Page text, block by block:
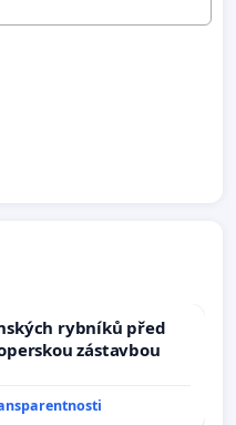
rybníků před
zástavbou